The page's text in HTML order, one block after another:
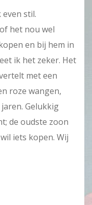
stil.
het nou wel
en bij hem in
ik het zeker. Het
met een
roze wangen,
Gelukkig
de oudste zoon
iets kopen. Wij